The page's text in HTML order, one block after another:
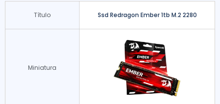
Título Ssd Redragon Ember 1tb M.2 2280
Miniatura